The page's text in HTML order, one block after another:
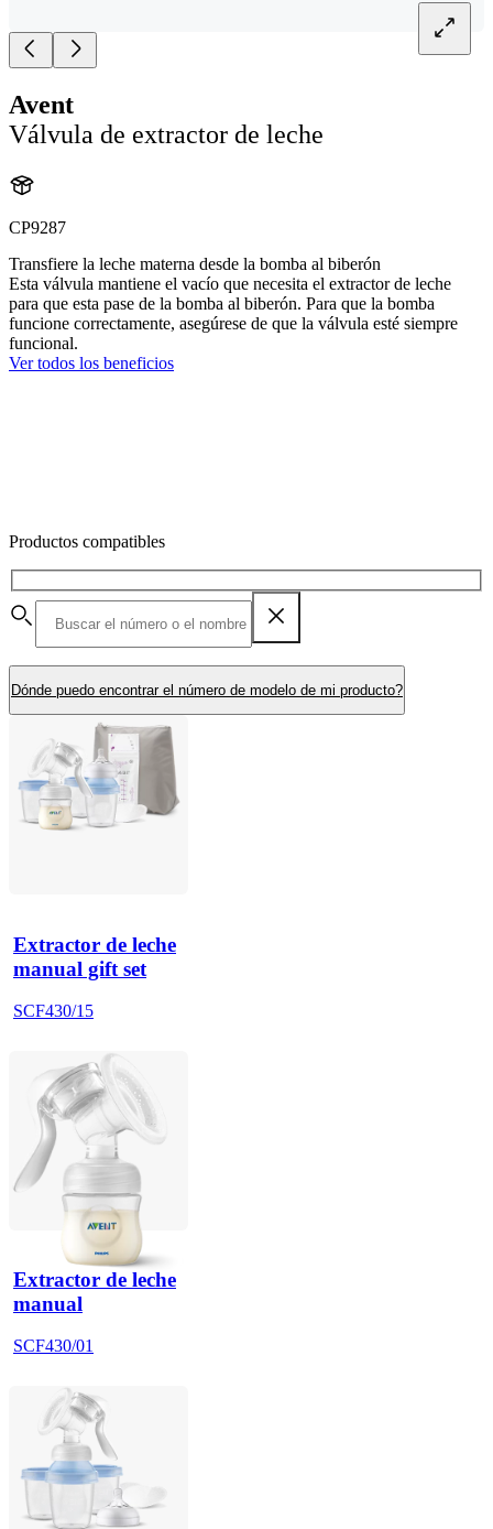
Avent
Válvula de extractor de leche
CP9287
Transfiere la leche materna desde la bomba al biberón
Esta válvula mantiene el vacío que necesita el extractor de leche
para que esta pase de la bomba al biberón. Para que la bomba
funcione correctamente, asegúrese de que la válvula esté siempre
funcional.
Ver todos los beneficios
Productos compatibles
Dónde puedo encontrar el número de modelo de mi producto?
Extractor de leche
manual gift set
SCF430/15
Extractor de leche
manual
SCF430/01